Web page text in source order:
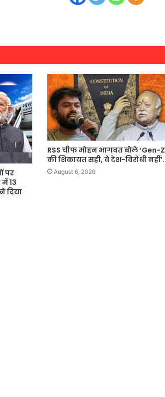
पर
13
दिया
RSS चीफ मोहन भागवत बोले ‘Gen-Z
की शिकायत सही, वे देश-विरोधी नहीं’.
August 6, 2026